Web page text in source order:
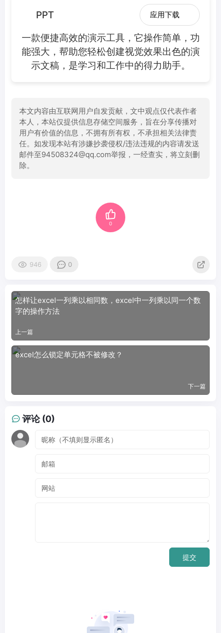
PPT 应用下载
一款便捷高效的演示工具，它操作简单，功
能强大，帮助您轻松创建视觉效果出色的演
示文稿，是学习和工作中的得力助手。
本文内容由互联网用户自发贡献，文中观点仅代表作者
本人，本站仅提供信息存储空间服务，旨在分享传播对
用户有价值的信息，不拥有所有权，不承担相关法律责
任。如发现本站有涉嫌抄袭侵权/违法违规的内容请发送
邮件至94508324@qq.com举报，一经查实，将立刻删
除。
0
946 0
怎样让excel一列乘以相同数，excel中一列乘以同一个数
字的操作方法
上一篇
excel怎么锁定单元格不被修改？
下一篇
评论 (0)
提交